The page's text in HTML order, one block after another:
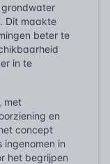
Dit maakte
beter te
in te
met
en
concept
in
het begrijpen